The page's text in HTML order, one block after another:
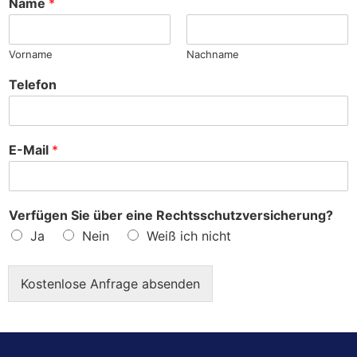
e
Name *
Vorname Nachname
Telefon
E-Mail *
Verfügen Sie über eine Rechtsschutzversicherung?
Ja
Nein Weiß ich nicht
Kostenlose Anfrage absenden